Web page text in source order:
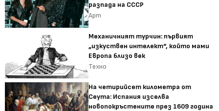
разпада на СССР
Арт
Механичният турчин: първият
„изкуствен интелект“, който мами
Европа близо век
Техно
На четирийсет километра от
Сеута: Испания изселва
новопокръстените през 1609 година